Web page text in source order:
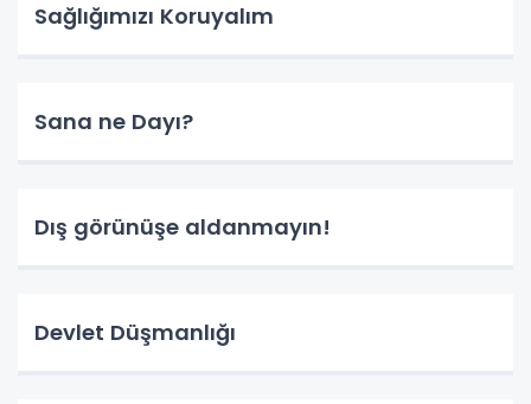
Sağlığımızı Koruyalım
Sana ne Dayı?
Dış görünüşe aldanmayın!
Devlet Düşmanlığı